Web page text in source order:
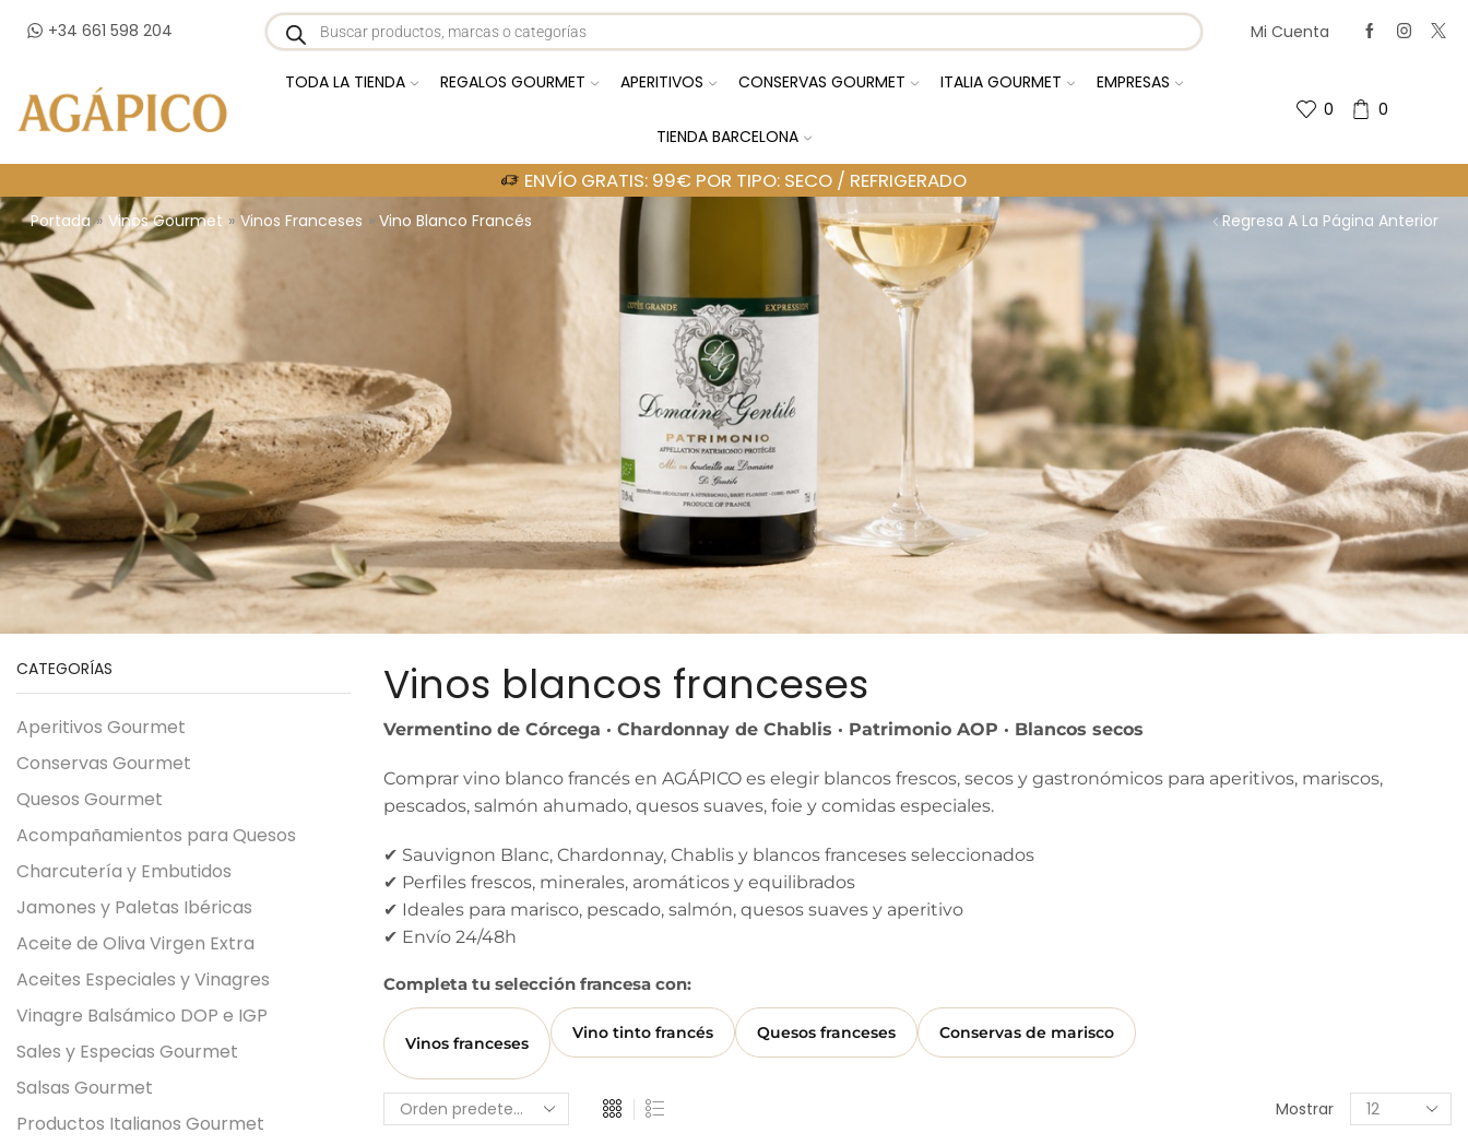
+34 661 598 204 Mi Cuenta
TODA LA TIENDA REGALOS GOURMET APERITIVOS CONSERVAS GOURMET ITALIA GOURMET EMPRESAS
TIENDA BARCELONA
0 0
ENVÍO GRATIS: 99€ POR TIPO: SECO / REFRIGERADO
Regresa A La Página Anterior
Portada» Vinos Gourmet » Vinos Franceses » Vino Blanco Francés
Vinos blancos franceses
Vermentino de Córcega · Chardonnay de Chablis · Patrimonio AOP · Blancos secos
Comprar vino blanco francés en AGÁPICO es elegir blancos frescos, secos y gastronómicos para aperitivos, mariscos,
pescados, salmón ahumado, quesos suaves, foie y comidas especiales.
✔ Sauvignon Blanc, Chardonnay, Chablis y blancos franceses seleccionados
✔ Perfiles frescos, minerales, aromáticos y equilibrados
✔ Ideales para marisco, pescado, salmón, quesos suaves y aperitivo
✔ Envío 24/48h
Completa tu selección francesa con:
Vinos franceses
Vino tinto francés Quesos franceses Conservas de marisco
Mostrar
CATEGORÍAS
Aperitivos Gourmet
Conservas Gourmet
Quesos Gourmet
Acompañamientos para Quesos
Charcutería y Embutidos
Jamones y Paletas Ibéricas
Aceite de Oliva Virgen Extra
Aceites Especiales y Vinagres
Vinagre Balsámico DOP e IGP
Sales y Especias Gourmet
Salsas Gourmet
Productos Italianos Gourmet